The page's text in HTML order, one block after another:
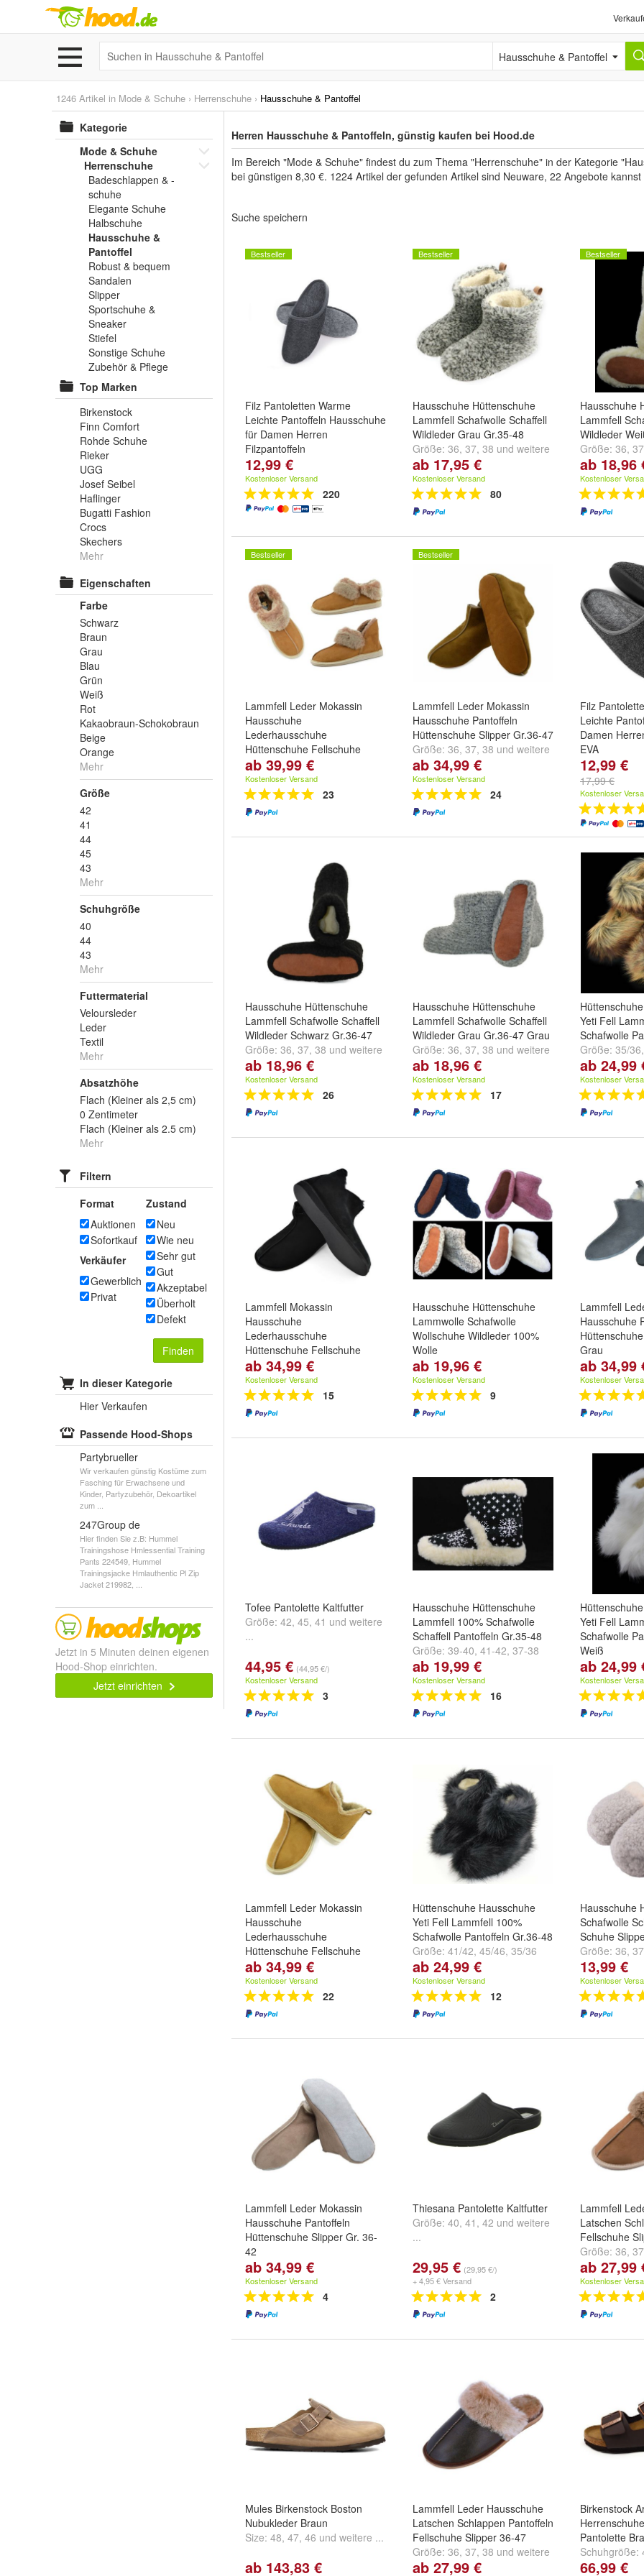
Hausschuhe & Pantoffel
1246 Artikel in Mode & Schuhe › Herrenschuhe › Hausschuhe & Pantoffel
Kategorie
Mode & Schuhe
Herrenschuhe
Badeschlappen & -
schuhe
Elegante Schuhe
Halbschuhe
Hausschuhe &
Pantoffel
Robust & bequem
Sandalen
Slipper
Sportschuhe &
Sneaker
Stiefel
Sonstige Schuhe
Zubehör & Pflege
Top Marken
Birkenstock
Finn Comfort
Rohde Schuhe
Rieker
UGG
Josef Seibel
Haflinger
Bugatti Fashion
Crocs
Skechers
Mehr
Eigenschaften
Farbe
Schwarz
Braun
Grau
Blau
Grün
Weiß
Rot
Kakaobraun-Schokobraun
Beige
Orange
Mehr
Größe
42
41
44
45
43
Mehr
Schuhgröße
40
44
43
Mehr
Futtermaterial
Veloursleder
Leder
Textil
Mehr
Absatzhöhe
Flach (Kleiner als 2,5 cm)
0 Zentimeter
Flach (Kleiner als 2.5 cm)
Mehr
Filtern
Format
Auktionen
Sofortkauf
Verkäufer
Gewerblich
Privat
Zustand
Neu
Wie neu
Sehr gut
Gut
Akzeptabel
Überholt
Defekt
Finden
In dieser Kategorie
Hier Verkaufen
Passende Hood-Shops
Partybrueller
Wir verkaufen günstig Kostüme zum
Fasching für Erwachsene und
Kinder, Partyzubehör, Dekoartikel
zum ...
247Group de
Hier finden Sie z.B: Hummel
Trainingshose Hmlessential Training
Pants 224549, Hummel
Trainingsjacke Hmlauthentic Pl Zip
Jacket 219982, ...
Jetzt in 5 Minuten deinen eigenen
Hood-Shop einrichten.
Jetzt einrichten
Herren Hausschuhe & Pantoffeln, günstig kaufen bei Hood.de
Im Bereich "Mode & Schuhe" findest du zum Thema "Herrenschuhe" in der Kategorie
bei günstigen 8,30 €. 1224 Artikel der gefunden Artikel sind Neuware, 22 Angebote
Suche speichern
Bestseller
Filz Pantoletten Warme
Leichte Pantoffeln Hausschuhe
für Damen Herren
Filzpantoffeln
Größe:36,
...
12,99 €
Kostenloser Versand
220
Bestseller
Hausschuhe Hüttenschuhe
Lammfell Schafwolle Schaffell
Wildleder Grau Gr.35-48
Größe: 36, 37, 38 und weitere
...
ab 17,95 €
Kostenloser Versand
80
Bestseller
Hausschuhe
Lammfell
Wildleder
Größe: 36, 37
...
ab 18,96
Kostenloser
Bestseller
Lammfell Leder Mokassin
Hausschuhe
Lederhausschuhe
Hüttenschuhe Fellschuhe
Gr.36-47
Größe:36,37,38
...
ab 39,99 €
Kostenloser Versand
23
Bestseller
Lammfell Leder Mokassin
Hausschuhe Pantoffeln
Hüttenschuhe Slipper Gr.36-47
Größe: 36, 37, 38 und weitere
...
ab 34,99 €
Kostenloser Versand
24
Filz
Leichte
Damen
EVA
Größe:37,
...
12,99 €
17,99 €
Kostenloser
Hausschuhe Hüttenschuhe
Lammfell Schafwolle Schaffell
Wildleder Schwarz Gr.36-47
Größe: 36, 37, 38 und weitere
...
ab 18,96 €
Kostenloser Versand
26
Hausschuhe Hüttenschuhe
Lammfell Schafwolle Schaffell
Wildleder Grau Gr.36-47 Grau
Größe: 36, 37, 38 und weitere
...
ab 18,96 €
Kostenloser Versand
17
Yeti Fell
Schafwolle
Größe: 35/36,
und weitere ...
ab 24,99
Kostenloser
Lammfell Mokassin
Hausschuhe
Lederhausschuhe
Hüttenschuhe Fellschuhe
Schwarz
Größe:36,37,38
...
ab 34,99 €
Kostenloser Versand
15
Hausschuhe Hüttenschuhe
Lammwolle Schafwolle
Wollschuhe Wildleder 100%
Wolle
Größe:36,37,
...
ab 19,96 €
Kostenloser Versand
9
Lammfell
Hausschuhe
Grau
Größe:36,37
...
ab 34,99
Kostenloser
Tofee Pantolette Kaltfutter
Größe: 42, 45, 41 und weitere
...
44,95 € (44,95 €/)
Kostenloser Versand
3
Hausschuhe Hüttenschuhe
Lammfell 100% Schafwolle
Schaffell Pantoffeln Gr.35-48
Größe: 39-40, 41-42, 37-38
und weitere ...
ab 19,99 €
Kostenloser Versand
16
Yeti Fell
Schafwolle
Weiß
Größe:35/36
undweitere ...
ab 24,99
Kostenloser
Lammfell Leder Mokassin
Hausschuhe
Lederhausschuhe
Hüttenschuhe Fellschuhe
natur
Größe:36,37,38
...
ab 34,99 €
Kostenloser Versand
22
Hüttenschuhe Hausschuhe
Yeti Fell Lammfell 100%
Schafwolle Pantoffeln Gr.36-48
Größe: 41/42, 45/46, 35/36
und weitere ...
ab 24,99 €
Kostenloser Versand
12
Hausschuhe
Schafwolle
Schuhe
Größe: 36, 37
...
13,99 €
Kostenloser
Lammfell Leder Mokassin
Hausschuhe Pantoffeln
Hüttenschuhe Slipper Gr. 36-
42
Größe:36,37,
...
ab 34,99 €
Kostenloser Versand
4
Thiesana Pantolette Kaltfutter
Größe: 40, 41 , 42 und weitere
...
29,95 € (29,95 €/)
+ 4,95 € Versand
2
Lammfell
Latschen
Fellschuhe
Größe: 36, 37
...
ab 27,99
Kostenloser
Mules Birkenstock Boston
Nubukleder Braun
Size: 48, 47, 46 und weitere ...
ab 143,83 €
Lammfell Leder Hausschuhe
Latschen Schlappen Pantoffeln
Fellschuhe Slipper 36-47
Größe: 36, 37, 38 und weitere
...
ab 27,99 €
Birkenstock
Pantolette
Schuhgröße:
EUund
66,99 €